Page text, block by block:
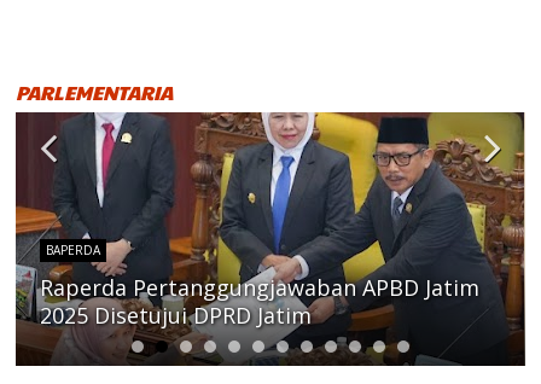
PARLEMENTARIA
BAPERDA
Raperda Pertanggungjawaban APBD Jatim
2025 Disetujui DPRD Jatim